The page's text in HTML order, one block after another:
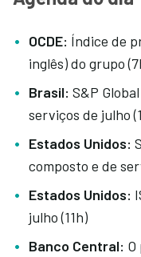
OCDE: Índice de
inglês) do grupo
Brasil: S&P
serviços de julho
Estados Unidos:
composto e de
Estados Unidos:
julho (11h)
Banco Central: